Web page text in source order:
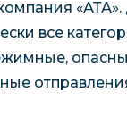
«АТА».
все